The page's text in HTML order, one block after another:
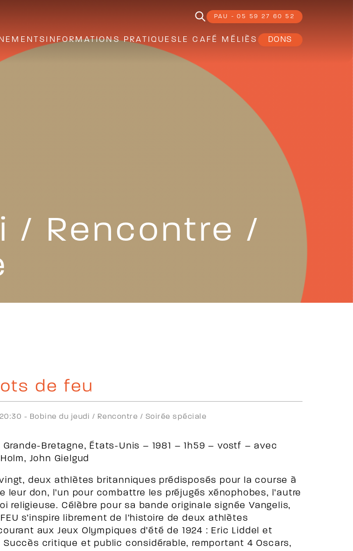
PAU - 05 59 27 60 52
INFORMATIONS PRATIQUES LE CAFÉ MÉLIÈS DONS
/ Rencontre /
de feu
- Bobine du jeudi / Rencontre / Soirée spéciale
Grande-Bretagne, États-Unis – 1981 – 1h59 – vostf – avec
John Gielgud
deux athlètes britanniques prédisposés pour la course à
leur don, l’un pour combattre les préjugés xénophobes, l’autre
religieuse. Célèbre pour sa bande originale signée Vangelis,
FEU s’inspire librement de l’histoire de deux athlètes
aux Jeux Olympiques d’été de 1924 : Eric Liddel et
Succès critique et public considérable, remportant 4 Oscars,